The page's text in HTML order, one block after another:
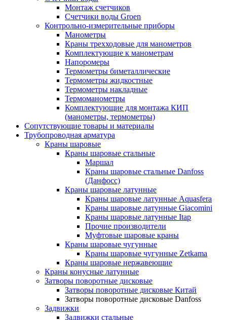
Монтаж счетчиков
Счетчики воды Groen
Контрольно-измерительные приборы
Манометры
Краны трехходовые для манометров
Комплектующие к манометрам
Напоромеры
Термометры биметаллические
Термометры жидкостные
Термометры накладные
Термоманометры
Комплектующие для монтажа КИП
(манометры, термометры)
Сопутствующие товары и материалы
Трубопроводная арматура
Краны шаровые
Краны шаровые стальные
Маршал
Краны шаровые стальные Danfoss
(Данфосс)
Краны шаровые латунные
Краны шаровые латунные Aquasfera
Краны шаровые латунные Giacomini
Краны шаровые латунные Itap
Прочие производители
Муфтовые шаровые краны
Краны шаровые чугунные
Краны шаровые чугунные Zetkama
Краны шаровые нержавеющие
Краны конусные латунные
Затворы поворотные дисковые
Затворы поворотные дисковые Китай
Затворы поворотные дисковые Danfoss
Задвижки
Задвижки стальные